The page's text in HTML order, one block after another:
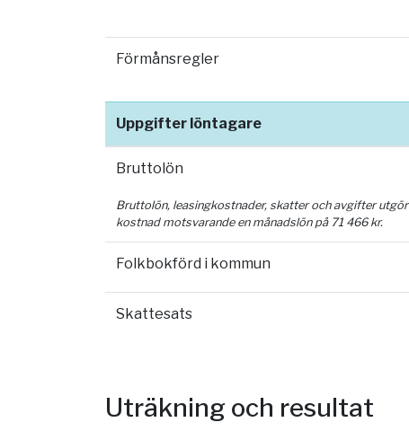
Förmånsregler
Uppgifter löntagare
Bruttolön
Bruttolön, leasingkostnader, skatter och avgifter
kostnad motsvarande en månadslön på 71 466kr.
Folkbokförd i kommun
Skattesats
Uträkning och resultat